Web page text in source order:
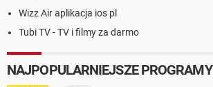
Wizz Air aplikacja ios pl
Tubi TV - TV i filmy za darmo
NAJPOPULARNIEJSZE PROGRAMY